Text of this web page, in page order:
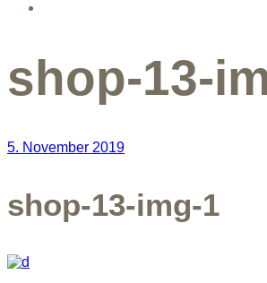
shop-13-
5. November 2019
shop-13-img-1